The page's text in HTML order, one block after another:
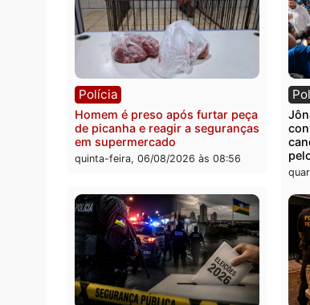
Polícia
Três suspeitos ligados a facção
criminosa são presos por
receptação e adulteração de
veículos em Porto Velho
quinta-feira, 06/08/2026 às 09:05